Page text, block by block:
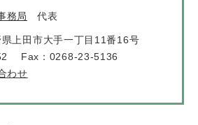
務局 代表
県上田市大手一丁目11番16号
Fax：0268-23-5136
わせ